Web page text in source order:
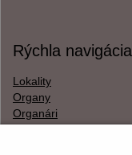
Rýchla navigácia
Lokality
Organy
Organári